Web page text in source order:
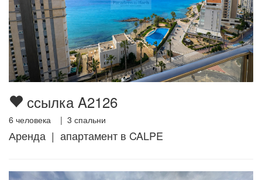
ссылка A2126
6 человека | 3 спальни
Аренда | апартамент в CALPE